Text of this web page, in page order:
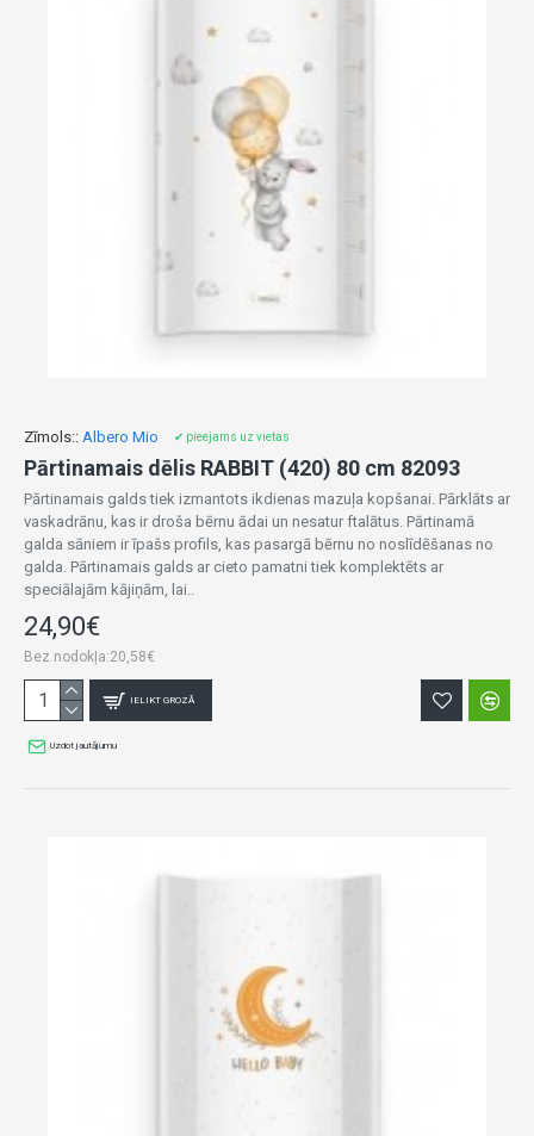
Zīmols:: Albero Mio ✔ pieejams uz vietas
Pārtinamais dēlis RABBIT (420) 80 cm 82093
Pārtinamais galds tiek izmantots ikdienas mazuļa kopšanai. Pārklāts ar
vaskadrānu, kas ir droša bērnu ādai un nesatur ftalātus. Pārtinamā
galda sāniem ir īpašs profils, kas pasargā bērnu no noslīdēšanas no
galda. Pārtinamais galds ar cieto pamatni tiek komplektēts ar
speciālajām kājiņām, lai..
24,90€
Bez nodokļa:20,58€
IELIKT GROZĀ
Uzdot jautājumu